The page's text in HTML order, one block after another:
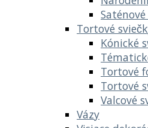
Tortové
Kónické
Tortové
Tortové
Valcové
Vázy